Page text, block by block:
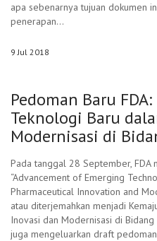
apa sebenarnya tujuan dokumen
penerapan…
9 Jul 2018
Pedoman Baru
Teknologi Baru
Modernisasi di
Pada tanggal 28 September,
“Advancement of Emerging
Pharmaceutical Innovation and
atau diterjemahkan menjadi
Inovasi dan Modernisasi di
juga mengeluarkan draft